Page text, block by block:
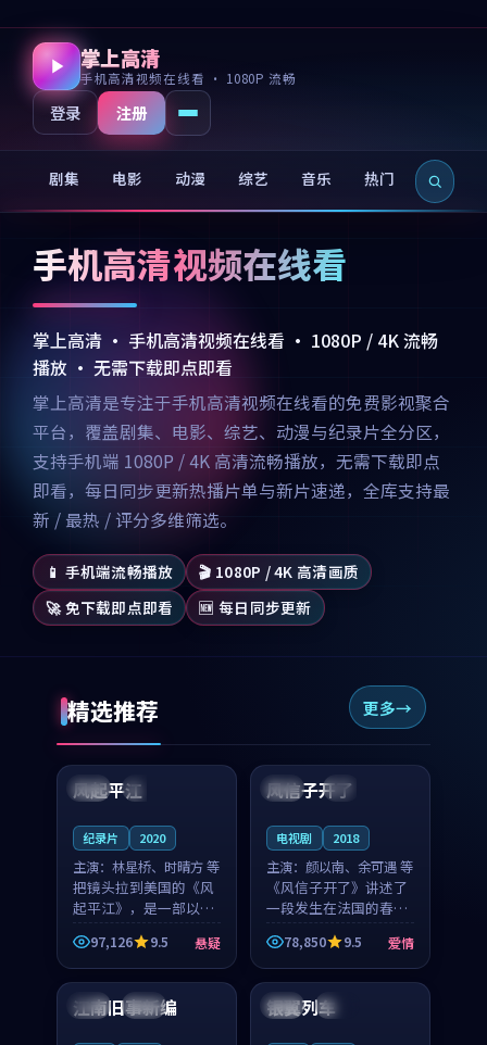
掌上高清
手机高清视频在线看 · 1080P 流畅
登录 注册
剧集 电影 动漫 综艺 音乐 热门 新片
手机高清视频在线看
掌上高清 · 手机高清视频在线看 · 1080P / 4K 流畅
播放 · 无需下载即点即看
掌上高清是专注于手机高清视频在线看的免费影视聚合
平台，覆盖剧集、电影、综艺、动漫与纪录片全分区，
支持手机端 1080P / 4K 高清流畅播放，无需下载即点
即看，每日同步更新热播片单与新片速递，全库支持最
新 / 最热 / 评分多维筛选。
📱 手机端流畅播放
🎬 1080P / 4K 高清画质
🚀 免下载即点即看
🆕 每日同步更新
精选推荐 更多
美国 完结
99:07
风起平江
纪录片 2020
主演： 林星桥、时晴方 等
把镜头拉到美国的《风
起平江》，是一部以时
光记忆为底色的悬疑作
品。林星桥和时晴方贡
献了2020年颇受关注的
合作演出，影片在情感
层次与现实质感之间
97,126 9.5 悬疑
法国 4K
99:21
风信子开了
电视剧 2018
主演： 颜以南、余可遇 等
《风信子开了》讲述了
一段发生在法国的春日
漫步故事。颜以南饰演
的主角与余可遇的角色
因一场意外卷入更深的
纠葛，爱情元素贯穿始
终，节奏稳健而富有张
78,850 9.5 爱情
日本 院线
江南旧事新编 美国 独播
银翼列车